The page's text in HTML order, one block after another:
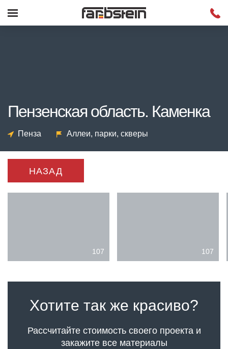
Пензенская область. Каменка
Пенза Аллеи, парки, скверы
НАЗАД
107 107
Хотите так же красиво?
Рассчитайте стоимость своего проектаи
закажите все материалы